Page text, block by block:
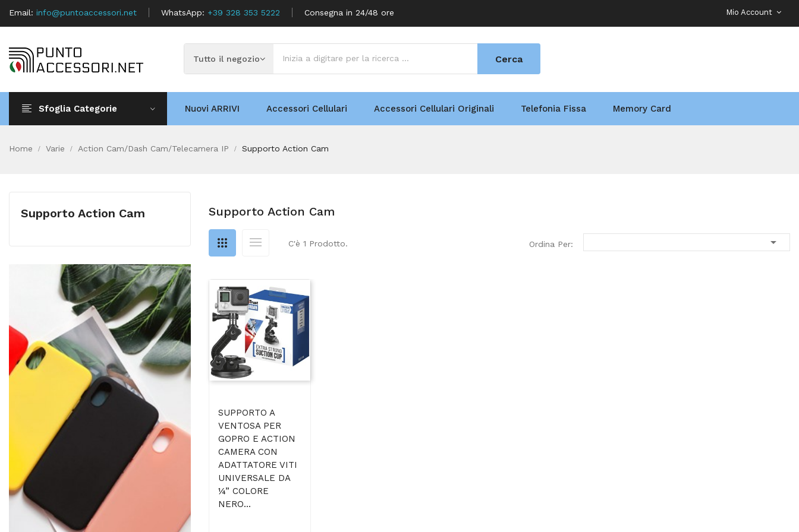
Email: info@puntoaccessori.net WhatsApp: +39 328 353 5222 Consegna in 24/48 ore Mio Account
Cerca
Sfoglia Categorie Nuovi ARRIVI Accessori Cellulari Accessori Cellulari Originali Telefonia Fissa Memory Card
Home Varie Action Cam/Dash Cam/Telecamera IP Supporto Action Cam
Supporto Action Cam Supporto Action Cam
C'è 1 Prodotto. Ordina Per: 
SUPPORTO A
VENTOSA PER
GOPRO E ACTION
CAMERA CON
ADATTATORE VITI
UNIVERSALE DA
¼” COLORE
NERO...